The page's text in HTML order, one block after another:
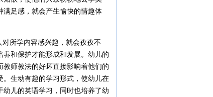
满足感，就会产生愉快的情趣体
所学内容感兴趣，就会孜孜不
和保护才能形成和发展。幼儿的
师教法的好坏直接影响着他们的
生动有趣的学习形式，使幼儿在
儿的英语学习，同时也培养了幼